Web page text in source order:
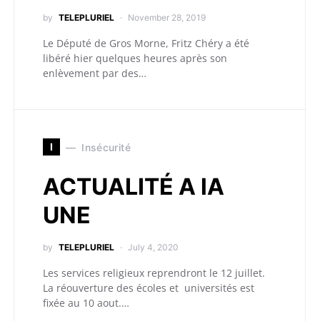
by TELEPLURIEL November 28, 2019
Le Député de Gros Morne, Fritz Chéry a été
libéré hier quelques heures après son
enlèvement par des…
I Insécurité
ACTUALITÉ A lA
UNE
by TELEPLURIEL July 4, 2020
Les services religieux reprendront le 12 juillet.
La réouverture des écoles et universités est
fixée au 10 aout.…